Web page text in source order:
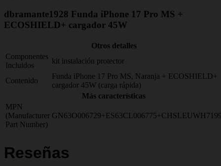
dbramante1928 Funda iPhone 17 Pro MS +
ECOSHIELD+ cargador 45W
Otros detalles
Componentes
Incluidos
kit instalación protector
Contenido
Funda iPhone 17 Pro MS, Naranja + ECOSHIELD+
cargador 45W (carga rápida)
Más características
MPN
(Manufacturer
Part Number)